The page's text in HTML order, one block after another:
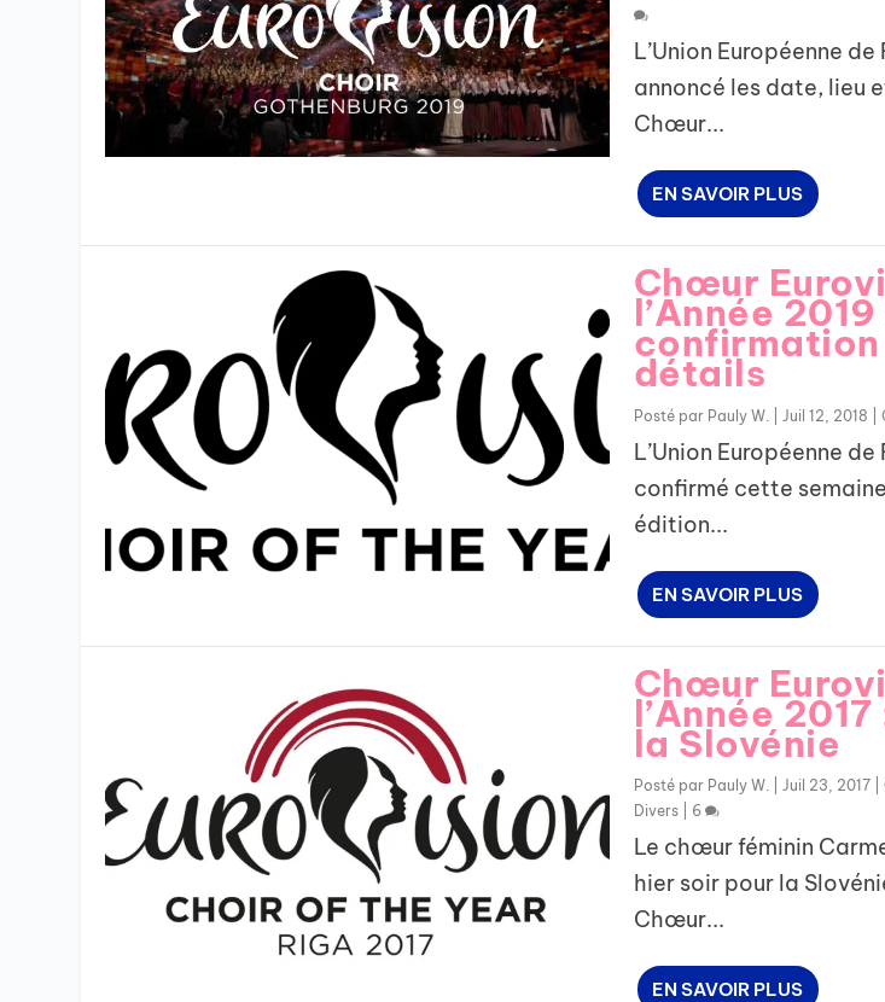
L’Union Européenne
annoncé les date, lieu
Chœur...
EN SAVOIR PLUS
Chœur
l’Année 2019
détails
Posté par Pauly W. Juil 12, 2018
L’Union Européenne
confirmé cette
édition...
EN SAVOIR PLUS
Chœur
l’Année
la Slovénie
Posté par Pauly W. Juil 23, 2017|
Divers| 6
Le chœur féminin
hier soir pour la
Chœur...
EN SAVOIR PLUS